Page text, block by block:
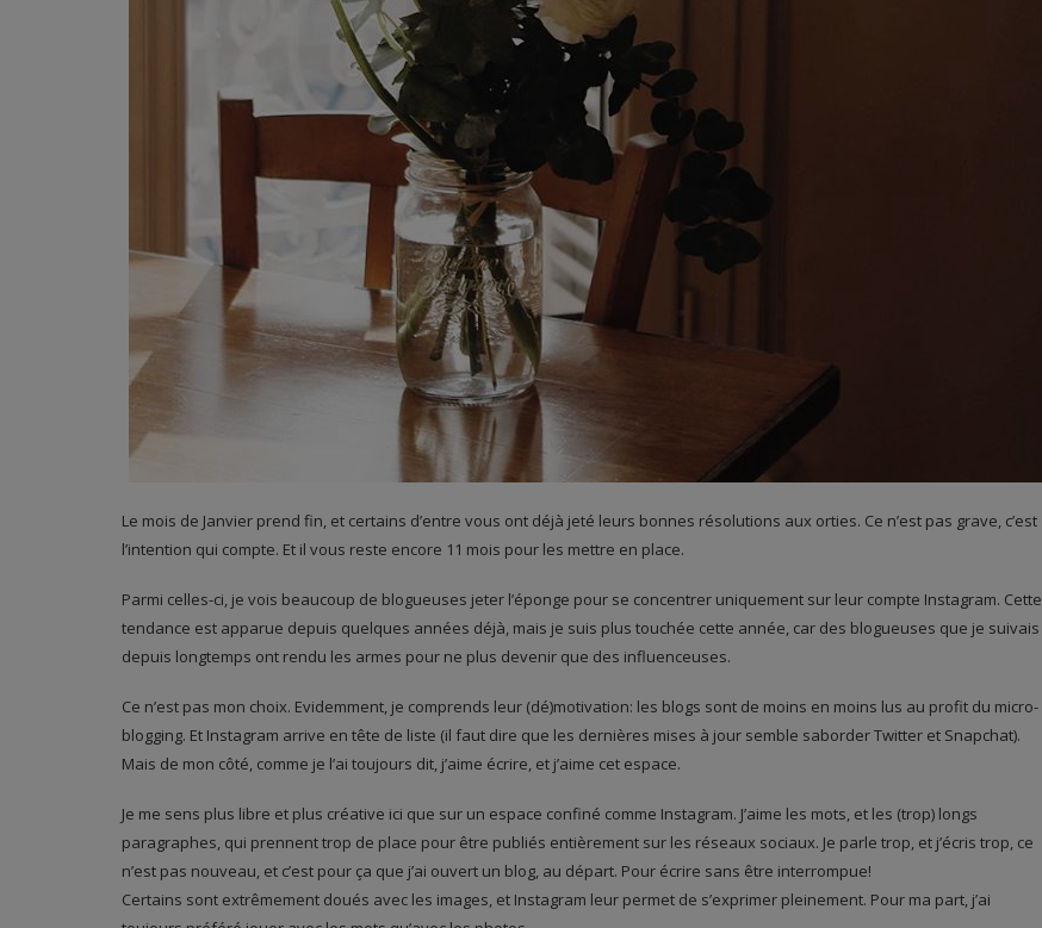
Le mois de Janvier prend fin, et certains d’entre vous ont déjà jeté leurs bonnes résolutions aux orties. Ce n’est pas grave, c’est
l’intention qui compte. Et il vous reste encore 11 mois pour les mettre en place.
Parmi celles-ci, je vois beaucoup de blogueuses jeter l’éponge pour se concentrer uniquement sur leur compte Instagram. Cette
tendance est apparue depuis quelques années déjà, mais je suis plus touchée cette année, car des blogueuses que je suivais
depuis longtemps ont rendu les armes pour ne plus devenir que des influenceuses.
Ce n’est pas mon choix. Evidemment, je comprends leur (dé)motivation: les blogs sont de moins en moins lus au profit du micro-
blogging. Et Instagram arrive en tête de liste (il faut dire que les dernières mises à jour semble saborder Twitter et Snapchat).
Mais de mon côté, comme je l’ai toujours dit, j’aime écrire, et j’aime cet espace.
Je me sens plus libre et plus créative ici que sur un espace confiné comme Instagram. J’aime les mots, et les (trop) longs
paragraphes, qui prennent trop de place pour être publiés entièrement sur les réseaux sociaux. Je parle trop, et j’écris trop, ce
n’est pas nouveau, et c’est pour ça que j’ai ouvert un blog, au départ. Pour écrire sans être interrompue!
Certains sont extrêmement doués avec les images, et Instagram leur permet de s’exprimer pleinement. Pour ma part, j’ai